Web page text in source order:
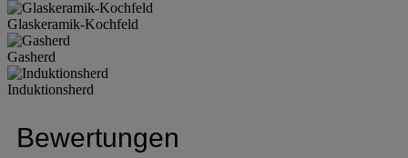
Glaskeramik-Kochfeld
Gasherd
Induktionsherd